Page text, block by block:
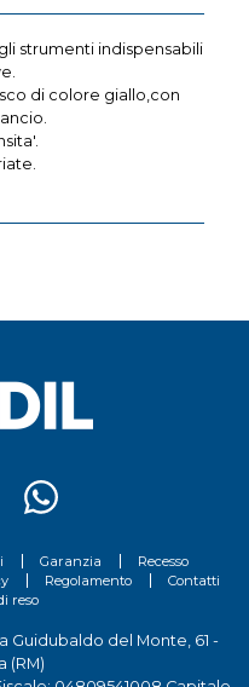
strumenti indispensabili
di colore giallo,con
Garanzia
Recesso
Regolamento
Contatti
reso
Guidubaldo del Monte, 61 -
(RM)